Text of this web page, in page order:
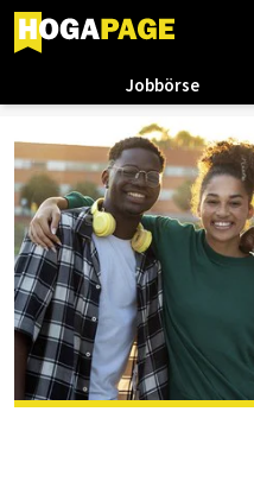
Jobbörse